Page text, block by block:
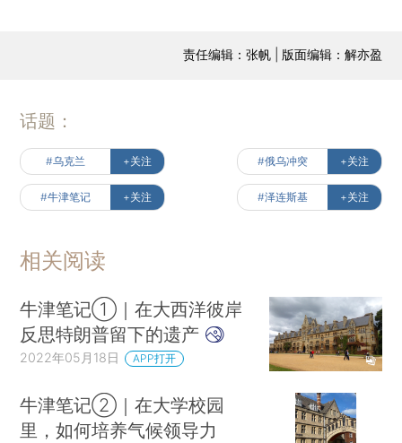
责任编辑：张帆 | 版面编辑：解亦盈
话题：
#乌克兰 +关注 #俄乌冲突 +关注
#牛津笔记 +关注 #泽连斯基 +关注
相关阅读
牛津笔记①｜在大西洋彼岸
反思特朗普留下的遗产
2022年05月18日 APP打开
牛津笔记②｜在大学校园
里，如何培养气候领导力